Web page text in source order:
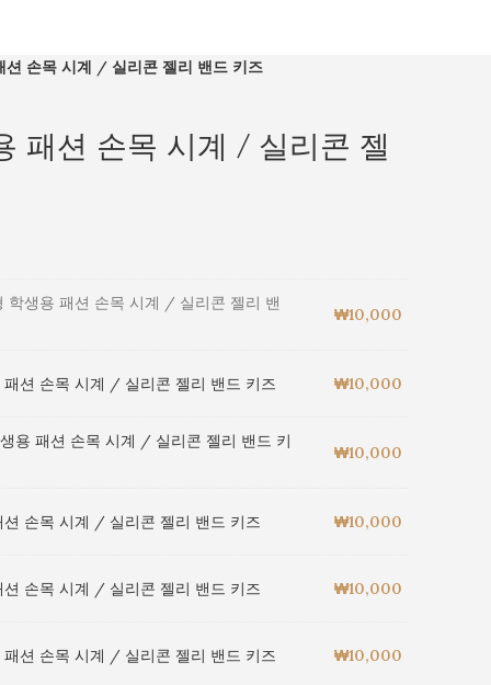
션 손목 시계 / 실리콘 젤리 밴드 키즈
패션 손목 시계 / 실리콘 젤
학생용 패션 손목 시계 / 실리콘 젤리 밴
₩10,000
패션 손목 시계 / 실리콘 젤리 밴드 키즈 ₩10,000
용 패션 손목 시계 / 실리콘 젤리 밴드 키
₩10,000
션 손목 시계 / 실리콘 젤리 밴드 키즈 ₩10,000
션 손목 시계 / 실리콘 젤리 밴드 키즈 ₩10,000
패션 손목 시계 / 실리콘 젤리 밴드 키즈 ₩10,000